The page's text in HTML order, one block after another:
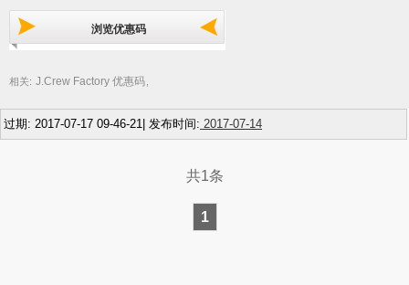
浏览优惠码
相关: J.Crew Factory 优惠码
过期: 2017-07-17 09-46-21| 发布时间: 2017-07-14
共1条
1